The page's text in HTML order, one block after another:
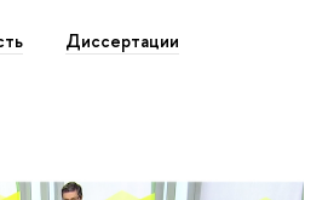
Диссертации